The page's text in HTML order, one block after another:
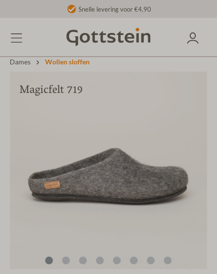
Snelle levering voor €4,90
Dames Wollen sloffen
Magicfelt 719